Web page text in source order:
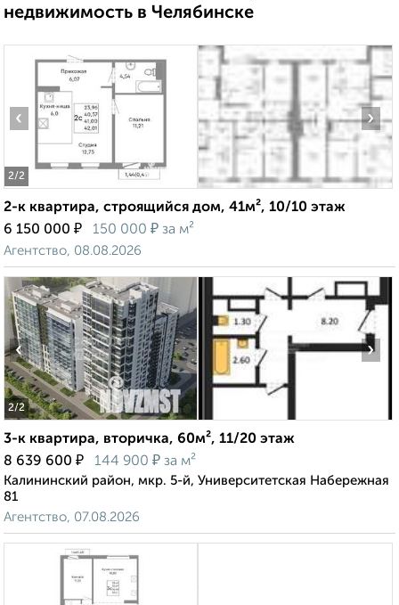
недвижимость в Челябинске
2/2
‹ ›
2-к квартира, строящийся дом, 41м², 10/10 этаж
6 150 000 ₽ 150 000 ₽ за м²
Агентство, 08.08.2026
2/2
‹ ›
3-к квартира, вторичка, 60м², 11/20 этаж
8 639 600 ₽ 144 900 ₽ за м²
Калининский район, мкр. 5-й, Университетская Набережная
81
Агентство, 07.08.2026